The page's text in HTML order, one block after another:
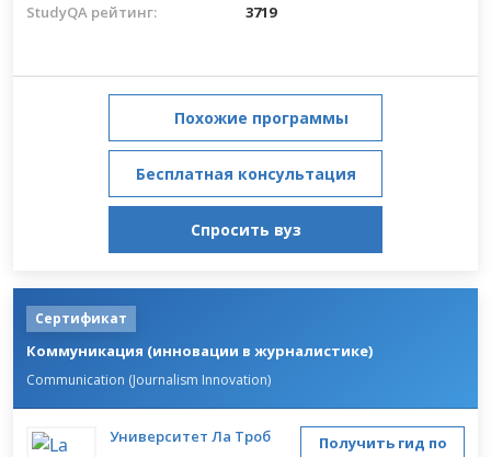
StudyQA рейтинг:
3719
Похожие программы
Бесплатная консультация
Спросить вуз
Сертификат
Коммуникация (инновации в журналистике)
Communication (Journalism Innovation)
Университет Ла Троб
Получить гид по